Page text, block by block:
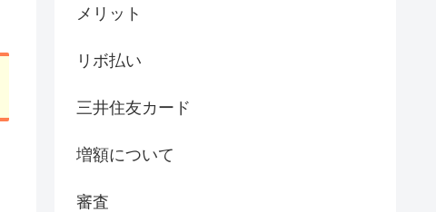
メリット
リボ払い
三井住友カード
増額について
審査